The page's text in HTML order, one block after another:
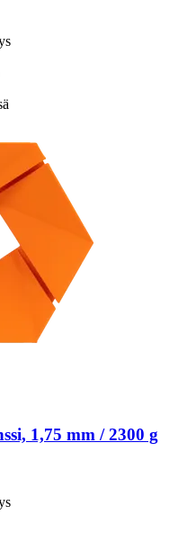
1,75 mm / 2300 g